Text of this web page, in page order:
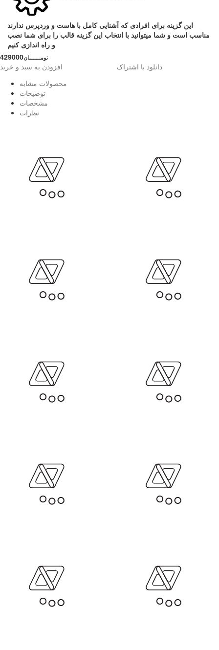
این گزینه برای افرادی که آشنایی کامل با هاست و وردپرس ندارند
مناسب است و شما میتوانید با انتخاب این گزینه قالب را برای شما نصب
و راه اندازی کنیم
429000تومــــــــان
افزودن به سبد و خرید
دانلود با اشتراک
محصولات مشابه
توضیحات
مشخصات
نظرات